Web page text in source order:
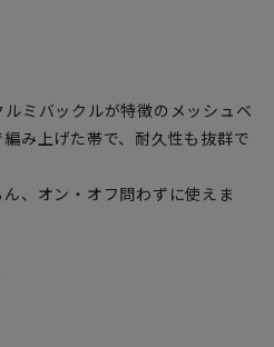
ミバックルが特徴のメッシュベ
み上げた帯で、耐久性も抜群で
、オン・オフ問わずに使えま